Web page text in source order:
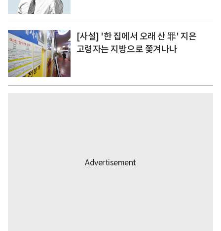
[사설] '한 집에서 오래 산 罪' 지은
고령자는 지방으로 쫓겨나나